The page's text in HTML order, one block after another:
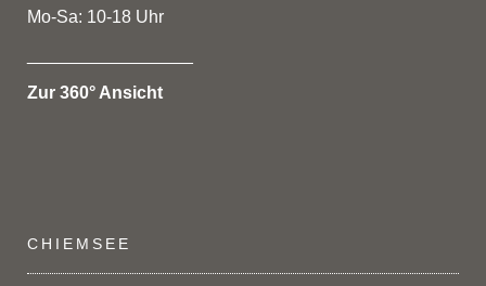
Mo-Sa: 10-18 Uhr
Zur 360° Ansicht
CHIEMSEE